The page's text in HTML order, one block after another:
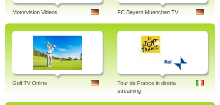
Motorvision Videos FC Bayern Muenchen TV
Golf TV Online
Tour de France in diretta
streaming